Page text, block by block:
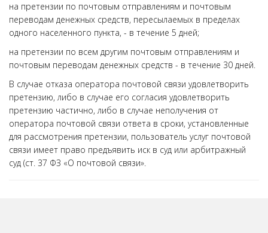
на претензии по почтовым отправлениям и почтовым
переводам денежных средств, пересылаемых в пределах
одного населенного пункта, - в течение 5 дней;
на претензии по всем другим почтовым отправлениям и
почтовым переводам денежных средств - в течение 30 дней.
В случае отказа оператора почтовой связи удовлетворить
претензию, либо в случае его согласия удовлетворить
претензию частично, либо в случае неполучения от
оператора почтовой связи ответа в сроки, установленные
для рассмотрения претензии, пользователь услуг почтовой
связи имеет право предъявить иск в суд или арбитражный
суд (ст. 37 ФЗ «О почтовой связи».